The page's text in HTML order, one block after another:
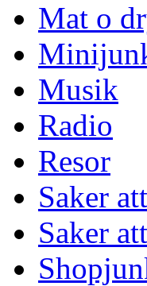
Mat o
Musik
Radio
Resor
Saker
Saker